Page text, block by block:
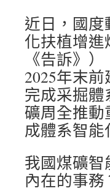
近日，國
化扶植增
《告訴》
2025年末
完成采掘體
礦周全推
成體系智能
我國煤礦
內在的事務